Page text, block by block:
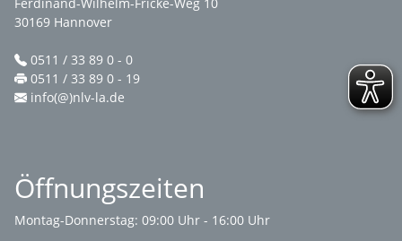
30169 Hannover
0511 / 33 89 0 - 0
0511 / 33 89 0 - 19
info(@)nlv-la.de
Öffnungszeiten
Montag-Donnerstag: 09:00 Uhr - 16:00 Uhr